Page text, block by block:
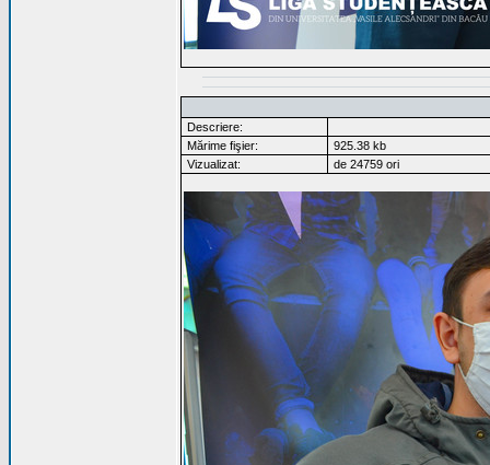
Descriere:
Mărime fişier:
925.38 kb
Vizualizat:
de 24759 ori